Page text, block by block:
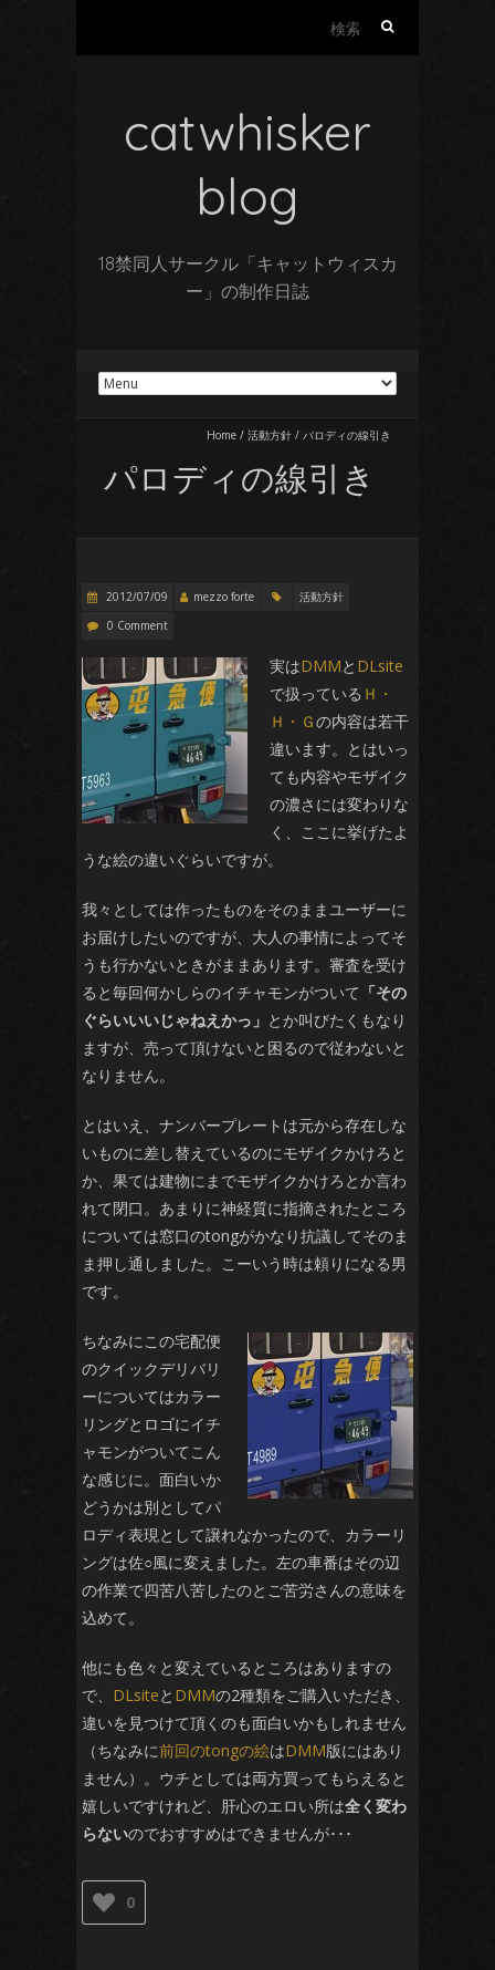
catwhisker
blog
18禁同人サークル「キャットウィスカ
ー」の制作日誌
Home / 活動方針 / パロディの線引き
パロディの線引き
2012/07/09 mezzo forte
活動方針
0 Comment
実はDMMと DLsite
で扱っている Ｈ・
Ｈ・Ｇの内容は若干
違います。とはいっ
ても内容やモザイク
の濃さには変わりな
く、ここに挙げたよ
うな絵の違いぐらいですが。
我々としては作ったものをそのままユーザーに
お届けしたいのですが、大人の事情によってそ
うも行かないときがままあります。審査を受け
ると毎回何かしらのイチャモンがついて 「その
ぐらいいいじゃねえかっ」 とか叫びたくもなり
ますが、売って頂けないと困るので従わないと
なりません。
とはいえ、ナンバープレートは元から存在しな
いものに差し替えているのにモザイクかけろと
か、果ては建物にまでモザイクかけろとか言わ
れて閉口。あまりに神経質に指摘されたところ
については窓口のtongがかなり抗議してそのま
ま押し通しました。こーいう時は頼りになる男
です。
ちなみにこの宅配便
のクイックデリバリ
ーについてはカラー
リングとロゴにイチ
ャモンがついてこん
な感じに。面白いか
どうかは別としてパ
ロディ表現として譲れなかったので、カラーリ
ングは佐○風に変えました。左の車番はその辺
の作業で四苦八苦したのとご苦労さんの意味を
込めて。
他にも色々と変えているところはありますの
で、 DLsiteと DMMの2種類をご購入いただき、
違いを見つけて頂くのも面白いかもしれません
（ちなみに前回のtongの絵はDMM版にはあり
ません）。ウチとしては両方買ってもらえると
嬉しいですけれど、肝心のエロい所は全く変わ
らないのでおすすめはできませんが･･･
0